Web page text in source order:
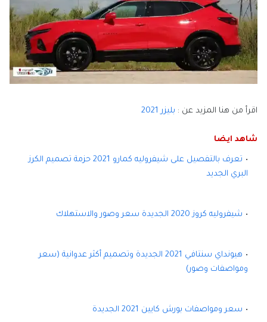
اقرأ من هنا المزيد عن : بليزر 2021
شاهد ايضا
تعرف بالتفصيل على شيفروليه كمارو 2021 حزمة تصميم الكرز
البري الجديد
شيفروليه كروز 2020 الجديدة سعر وصور والاستهلاك
هيونداي سنتافي 2021 الجديدة وتصميم أكثر عدوانية (سعر
ومواصفات وصور)
سعر ومواصفات بورش كايين 2021 الجديدة